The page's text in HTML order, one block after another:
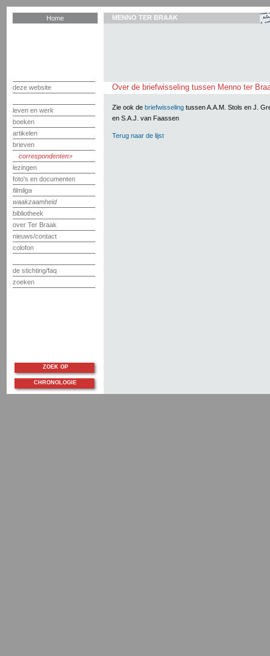
Home
deze website
leven en werk
boeken
artikelen
brieven
correspondenten
lezingen
foto's en documenten
filmliga
waakzaamheid
bibliotheek
over Ter Braak
nieuws/contact
colofon
de stichting/faq
zoeken
MENNO TER BRAAK
Over de briefwisseling tussen Menno ter
Zie ook de briefwisseling tussen A.A.M. Stols en J.
en S.A.J. van Faassen
Terug naar de lijst
ZOEK OP
CHRONOLOGIE